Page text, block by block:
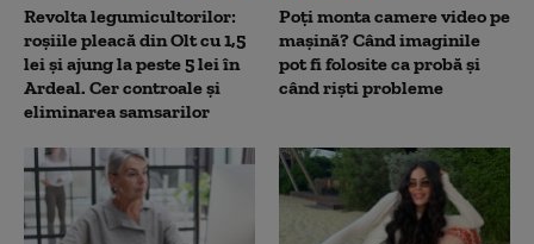
Revolta legumicultorilor:
roșiile pleacă din Olt cu 1,5
lei și ajung la peste 5 lei în
Ardeal. Cer controale și
eliminarea samsarilor
Poți monta camere video pe
mașină? Când imaginile
pot fi folosite ca probă și
când riști probleme